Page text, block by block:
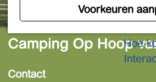
Voorkeuren
m
e
Hoe
Camping Op Hoop
Contact